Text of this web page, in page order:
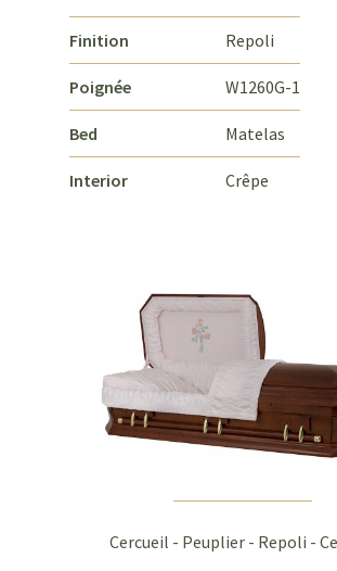
Finition Repoli
Poignée W1260G-1
Bed Matelas
Interior Crêpe
Cercueil - Peuplier - Repoli -